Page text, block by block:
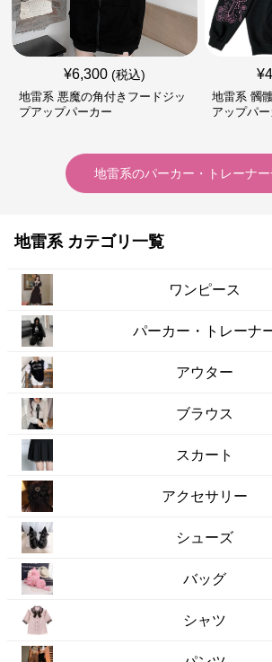
¥6,300 (税込)
地雷系 悪魔の角付きフードジッ
プアップパーカー
¥
地雷系 髑
アップパ
地雷系のパーカー・トレーナー
地雷系 カテゴリ一覧
ワンピース
パーカー・トレーナ
アウター
ブラウス
スカート
アクセサリー
シューズ
バッグ
シャツ